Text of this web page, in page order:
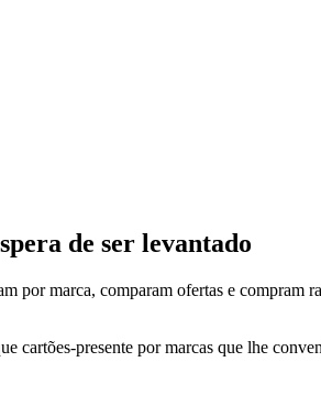
de ser levantado
por marca, comparam ofertas e compram
cartões-presente por marcas que lhe